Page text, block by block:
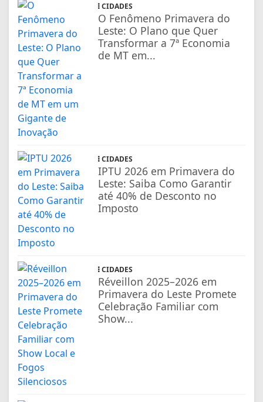
CIDADES
O Fenômeno Primavera do
Leste: O Plano que Quer
Transformar a 7ª Economia
de MT em...
CIDADES
IPTU 2026 em Primavera do
Leste: Saiba Como Garantir
até 40% de Desconto no
Imposto
CIDADES
Réveillon 2025–2026 em
Primavera do Leste Promete
Celebração Familiar com
Show...